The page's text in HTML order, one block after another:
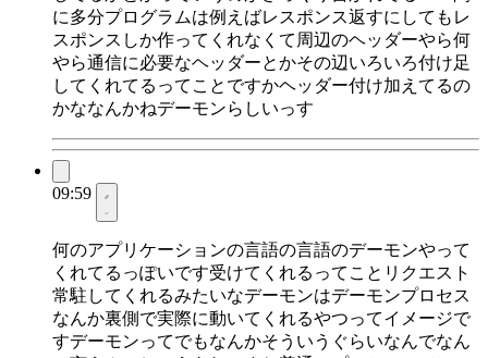
に多分プログラムは例えばレスポンス返すにしてもレ
スポンスしか作ってくれなくて周辺のヘッダーやら何
やら通信に必要なヘッダーとかその辺いろいろ付け足
してくれてるってことですかヘッダー付け加えてるの
かななんかねデーモンらしいっす
09:59
何のアプリケーションの言語の言語のデーモンやって
くれてるっぽいです受けてくれるってことリクエスト
常駐してくれるみたいなデーモンはデーモンプロセス
なんか裏側で実際に動いてくれるやつってイメージで
すデーモンってでもなんかそういうぐらいなんでなん